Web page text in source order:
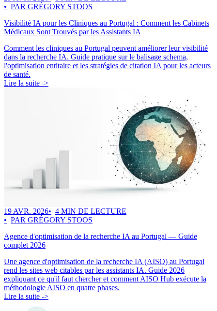
PAR GRÉGORY STOOS
Visibilité IA pour les Cliniques au Portugal : Comment les Cabinets
Médicaux Sont Trouvés par les Assistants IA
Comment les cliniques au Portugal peuvent améliorer leur visibilité
dans la recherche IA. Guide pratique sur le balisage schema,
l'optimisation entitaire et les stratégies de citation IA pour les acteurs
de santé.
Lire la suite ->
19 AVR. 2026
4 MIN DE LECTURE
PAR GRÉGORY STOOS
Agence d'optimisation de la recherche IA au Portugal — Guide
complet 2026
Une agence d'optimisation de la recherche IA (AISO) au Portugal
rend les sites web citables par les assistants IA. Guide 2026
expliquant ce qu'il faut chercher et comment AISO Hub exécute la
méthodologie AISO en quatre phases.
Lire la suite ->